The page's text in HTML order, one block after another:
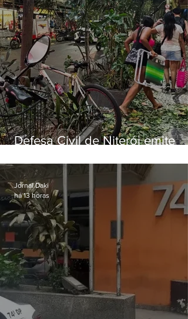
Defesa Civil de Niterói emite
sexta-feira (07)
Jornal Daki
há 13 horas